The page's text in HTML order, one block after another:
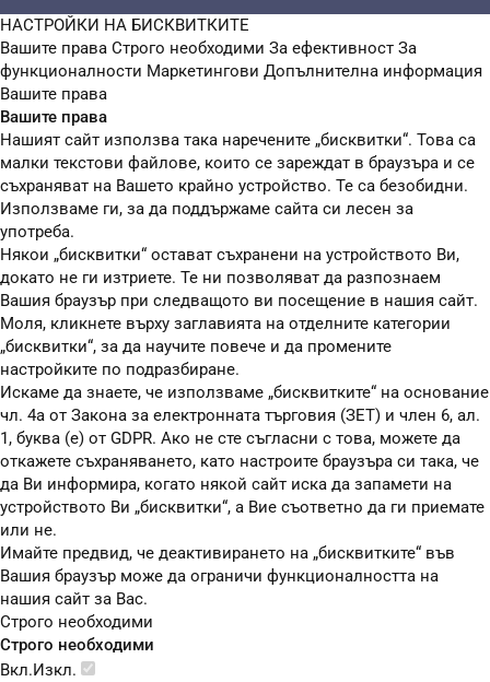
НАСТРОЙКИ НА БИСКВИТКИТЕ
Вашите права Строго необходими За ефективност За
функционалности Маркетингови Допълнителна информация
Вашите права
Вашите права
Нашият сайт използва така наречените „бисквитки“. Това са
малки текстови файлове, които се зареждат в браузъра и се
съхраняват на Вашето крайно устройство. Те са безобидни.
Използваме ги, за да поддържаме сайта си лесен за
употреба.
Някои „бисквитки“ остават съхранени на устройството Ви,
докато не ги изтриете. Те ни позволяват да разпознаем
Вашия браузър при следващото ви посещение в нашия сайт.
Моля, кликнете върху заглавията на отделните категории
„бисквитки“, за да научите повече и да промените
настройките по подразбиране.
Искаме да знаете, че използваме „бисквитките“ на основание
чл. 4а от Закона за електронната търговия (ЗЕТ) и член 6, ал.
1, буква (е) от GDPR. Ако не сте съгласни с това, можете да
откажете съхраняването, като настроите браузъра си така, че
да Ви информира, когато някой сайт иска да запамети на
устройството Ви „бисквитки“, а Вие съответно да ги приемате
или не.
Имайте предвид, че деактивирането на „бисквитките“ във
Вашия браузър може да ограничи функционалността на
нашия сайт за Вас.
Строго необходими
Строго необходими
Вкл.Изкл.